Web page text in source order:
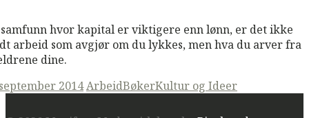
hvor kapital er viktigere enn lønn, er det ikke
arbeid som avgjør om du lykkes, men hva du arver fra
dine.
2014ArbeidBøkerKultur og Ideer